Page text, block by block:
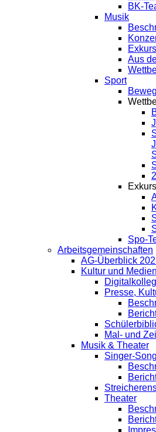
BK-
Musik
Aus
Sport
Spo-
Arbeitsgemeinschaften
AG-Überblick
Kultur und Medien
Digitalkolleg
Presse,
Mal- und
Musik & Theater
Singer-
Theater